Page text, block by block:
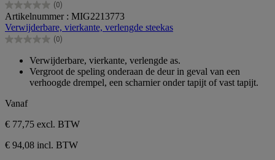
(0)
0.0
van
de
5
Artikelnummer : MIG2213773
Verwijderbare, vierkante, verlengde steekas
(0)
0.0
sterren.
Verwijderbare, vierkante, verlengde as.
Vergroot de speling onderaan de deur in geval van een
verhoogde drempel, een scharnier onder tapijt of vast tapijt.
Vanaf
€ 77,75 excl. BTW
€ 94,08 incl. BTW